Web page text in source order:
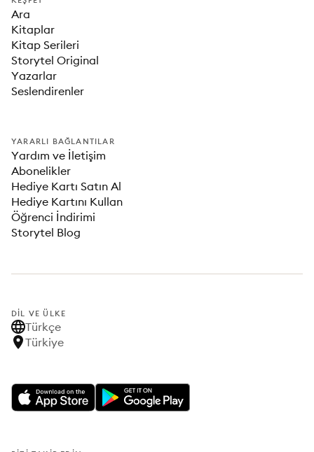
Ara
Kitaplar
Kitap Serileri
Storytel Original
Yazarlar
Seslendirenler
YARARLI BAĞLANTILAR
Yardım ve İletişim
Abonelikler
Hediye Kartı Satın Al
Hediye Kartını Kullan
Öğrenci İndirimi
Storytel Blog
DIL VE ÜLKE
Türkçe
Türkiye